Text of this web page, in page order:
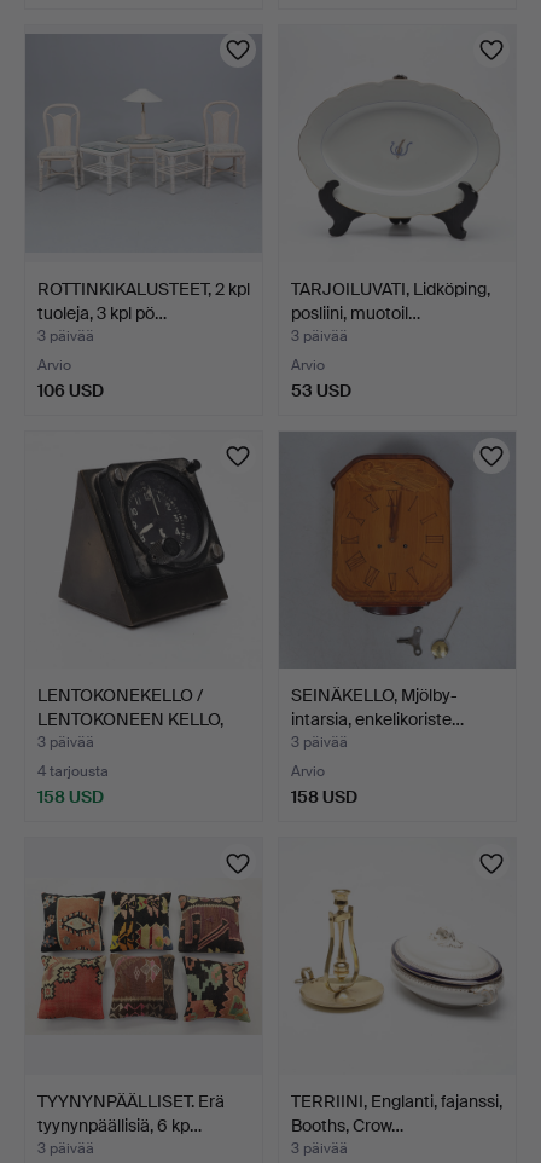
ROTTINKIKALUSTEET, 2 kpl
tuoleja, 3 kpl pö…
3 päivää
Arvio
106 USD
TARJOILUVATI, Lidköping,
posliini, muotoil…
3 päivää
Arvio
53 USD
LENTOKONEKELLO /
LENTOKONEEN KELLO,
varhai…
3 päivää
4 tarjousta
158 USD
SEINÄKELLO, Mjölby-
intarsia, enkelikoriste…
3 päivää
Arvio
158 USD
TYYNYNPÄÄLLISET. Erä
tyynynpäällisiä, 6 kp…
3 päivää
TERRIINI, Englanti, fajanssi,
Booths, Crow…
3 päivää